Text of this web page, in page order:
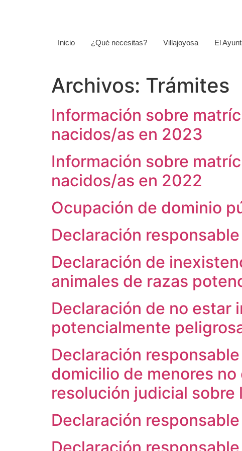
Inicio ¿Qué necesitas? Villajoyosa El
Archivos: Trámites
Información sobre
nacidos/as en 2023
Información sobre
nacidos/as en 2022
Ocupación de dominio
Declaración
Declaración de
animales de razas
Declaración de no estar
potencialmente
Declaración
domicilio de menores
resolución judicial sobre
Declaración
Declaración